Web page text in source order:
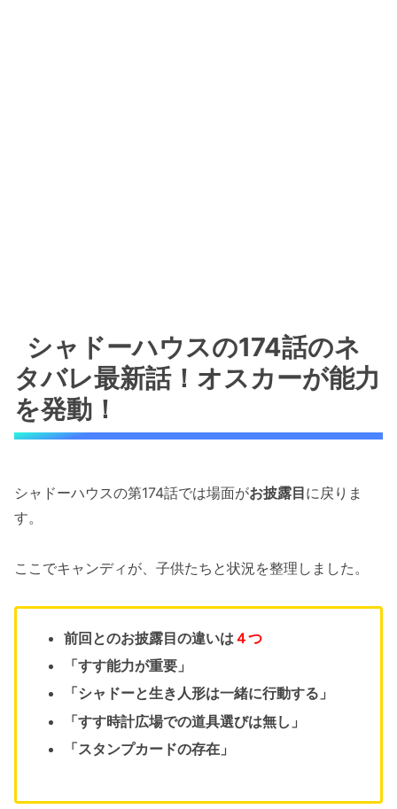
シャドーハウスの174話のネ
タバレ最新話！オスカーが能力
を発動！
シャドーハウスの第174話では場面がお披露目 に戻りま
す。
ここでキャンディが、子供たちと状況を整理しました。
前回とのお披露目の違いは４つ
「すす能力が重要」
「シャドーと生き人形は一緒に行動する」
「すす時計広場での道具選びは無し」
「スタンプカードの存在」